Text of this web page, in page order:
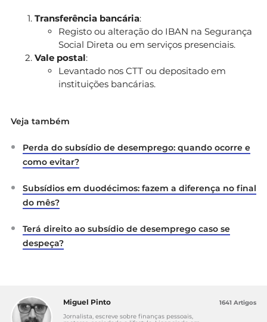
Transferência bancária:
Registo ou alteração do IBAN na Segurança
Social Direta ou em serviços presenciais.
Vale postal:
Levantado nos CTT ou depositado em
instituições bancárias.
Veja também
Perda do subsídio de desemprego: quando ocorre e
como evitar?
Subsídios em duodécimos: fazem a diferença no final
do mês?
Terá direito ao subsídio de desemprego caso se
despeça?
Miguel Pinto
Jornalista, escreve sobre finanças pessoais,
1641 Artigos